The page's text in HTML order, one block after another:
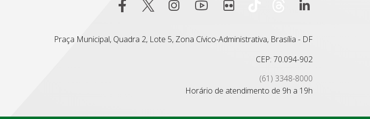
Praça Municipal, Quadra 2, Lote 5, Zona Cívico-Administrativa, Brasília - DF
CEP: 70.094-902
(61) 3348-8000
Horário de atendimento de 9h a 19h